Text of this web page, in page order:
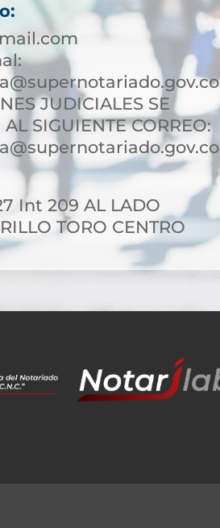
JUDICIALES SE
SIGUIENTE CORREO:
Int 209 AL LADO
TORO CENTRO